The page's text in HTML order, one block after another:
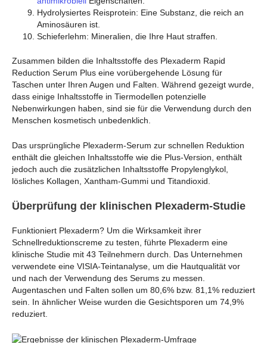
Hydrolysiertes Reisprotein: Eine Substanz, die reich an
Aminosäuren ist.
Schieferlehm: Mineralien, die Ihre Haut straffen.
Zusammen bilden die Inhaltsstoffe des Plexaderm Rapid
Reduction Serum Plus eine vorübergehende Lösung für
Taschen unter Ihren Augen und Falten. Während gezeigt wurde,
dass einige Inhaltsstoffe in Tiermodellen potenzielle
Nebenwirkungen haben, sind sie für die Verwendung durch den
Menschen kosmetisch unbedenklich.
Das ursprüngliche Plexaderm-Serum zur schnellen Reduktion
enthält die gleichen Inhaltsstoffe wie die Plus-Version, enthält
jedoch auch die zusätzlichen Inhaltsstoffe Propylenglykol,
lösliches Kollagen, Xantham-Gummi und Titandioxid.
Überprüfung der klinischen Plexaderm-Studie
Funktioniert Plexaderm? Um die Wirksamkeit ihrer
Schnellreduktionscreme zu testen, führte Plexaderm eine
klinische Studie mit 43 Teilnehmern durch. Das Unternehmen
verwendete eine VISIA-Teintanalyse, um die Hautqualität vor
und nach der Verwendung des Serums zu messen.
Augentaschen und Falten sollen um 80,6% bzw. 81,1% reduziert
sein. In ähnlicher Weise wurden die Gesichtsporen um 74,9%
reduziert.